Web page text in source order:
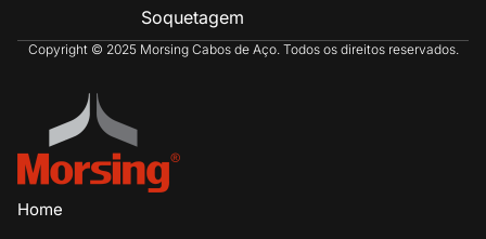
Soquetagem
Copyright © 2025 Morsing Cabos de Aço. Todos os direitos reservados.
Home